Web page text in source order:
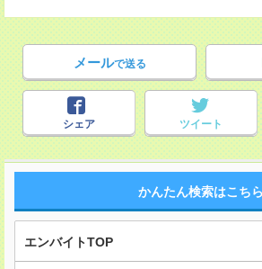
メールで送る
シェア ツイート
かんたん検索はこちら
エンバイトTOP